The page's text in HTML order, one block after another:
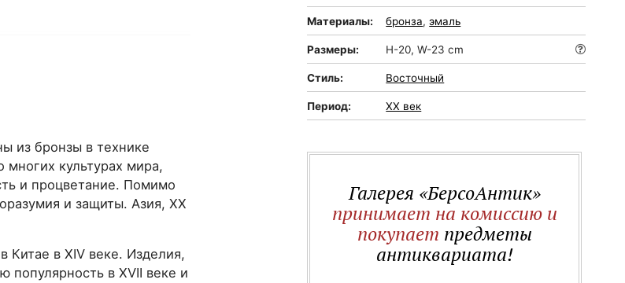
из бронзы в технике
культурах мира,
и процветание. Помимо
и защиты. Азия, ХХ
Китае в XIV веке. Изделия,
популярность в XVII веке и
Материалы: бронза,эмаль
Размеры: H-20, W-23 cm
Стиль: Восточный
Период: XX век
Галерея «БерсоАнтик»
принимает на комиссию и
покупает предметы
антиквариата!